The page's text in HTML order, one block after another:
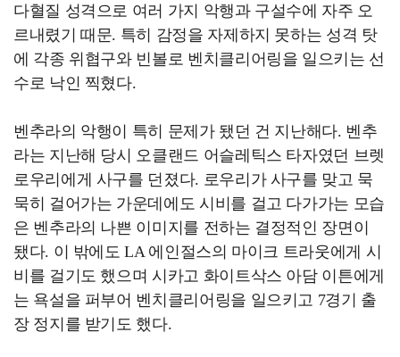
다혈질 성격으로 여러 가지 악행과 구설수에 자주 오
르내렸기 때문. 특히 감정을 자제하지 못하는 성격 탓
에 각종 위협구와 빈볼로 벤치클리어링을 일으키는 선
수로 낙인 찍혔다.
벤추라의 악행이 특히 문제가 됐던 건 지난해다. 벤추
라는 지난해 당시 오클랜드 어슬레틱스 타자였던 브렛
로우리에게 사구를 던졌다. 로우리가 사구를 맞고 묵
묵히 걸어가는 가운데에도 시비를 걸고 다가가는 모습
은 벤추라의 나쁜 이미지를 전하는 결정적인 장면이
됐다. 이 밖에도 LA 에인절스의 마이크 트라웃에게 시
비를 걸기도 했으며 시카고 화이트삭스 아담 이튼에게
는 욕설을 퍼부어 벤치클리어링을 일으키고 7경기 출
장 정지를 받기도 했다.